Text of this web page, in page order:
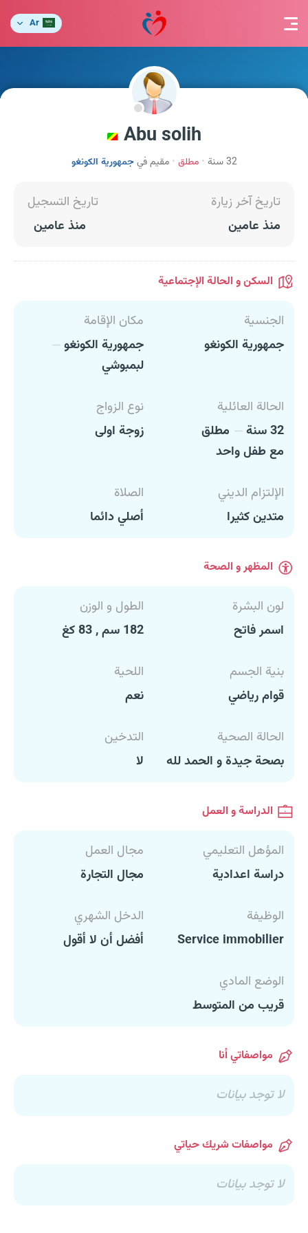
Ar
Abu solih
32 سنة مطلق مقيم فيجمهورية الكونغو
تاريخ آخر زيارة
منذ عامين
تاريخ التسجيل
منذ عامين
السكن و الحالة الإجتماعية
الجنسية
جمهورية الكونغو
مكان الإقامة
جمهورية الكونغو
لبمبوشي
الحالة العائلية
32 سنة
مطلق
مع طفل واحد
نوع الزواج
زوجة اولى
الإلتزام الديني
متدين كثيرا
الصلاة
أصلي دائما
المظهر و الصحة
لون البشرة
اسمر فاتح
الطول و الوزن
182 سم , 83 كغ
بنية الجسم
قوام رياضي
اللحية
نعم
الحالة الصحية
بصحة جيدة و الحمد لله
التدخين
لا
الدراسة و العمل
المؤهل التعليمي
دراسة اعدادية
مجال العمل
مجال التجارة
الوظيفة
Service immobilier
الدخل الشهري
أفضل أن لا أقول
الوضع المادي
قريب من المتوسط
مواصفاتي أنا
لا توجد بيانات
مواصفات شريك حياتي
لا توجد بيانات